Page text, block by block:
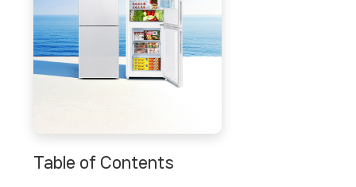
Table of Contents